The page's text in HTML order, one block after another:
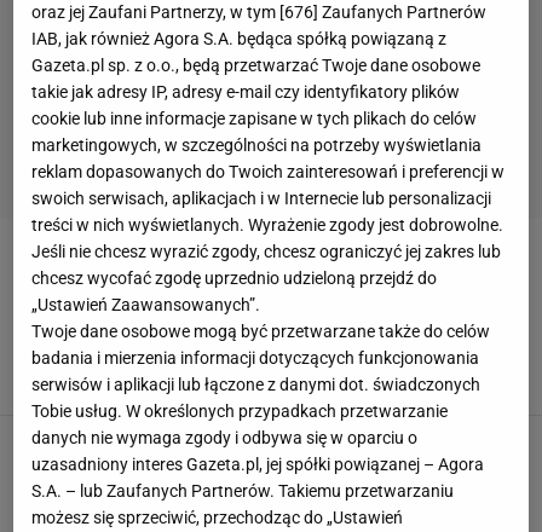
OLIMPIQUE LYON
Nagle gruchnęły wieści o transferze
Szymańskiego
Kacper Marciniak,18 PAŹDZIERNIKA 2025, 18:03
Sceny w wielkim hicie! Trzy sekundy i wszyscy
osłupieli [WIDEO]
Kacper Ciuksza,4 LUTEGO 2024, 23:11
oraz jej Zaufani Partnerzy, w tym [676] Zaufanych Partnerów
IAB, jak również Agora S.A. będąca spółką powiązaną z
Gazeta.pl sp. z o.o., będą przetwarzać Twoje dane osobowe
takie jak adresy IP, adresy e-mail czy identyfikatory plików
cookie lub inne informacje zapisane w tych plikach do celów
marketingowych, w szczególności na potrzeby wyświetlania
reklam dopasowanych do Twoich zainteresowań i preferencji w
swoich serwisach, aplikacjach i w Internecie lub personalizacji
treści w nich wyświetlanych. Wyrażenie zgody jest dobrowolne.
Jeśli nie chcesz wyrazić zgody, chcesz ograniczyć jej zakres lub
chcesz wycofać zgodę uprzednio udzieloną przejdź do
„Ustawień Zaawansowanych”.
Twoje dane osobowe mogą być przetwarzane także do celów
badania i mierzenia informacji dotyczących funkcjonowania
serwisów i aplikacji lub łączone z danymi dot. świadczonych
Tobie usług. W określonych przypadkach przetwarzanie
danych nie wymaga zgody i odbywa się w oparciu o
uzasadniony interes Gazeta.pl, jej spółki powiązanej – Agora
S.A. – lub Zaufanych Partnerów. Takiemu przetwarzaniu
możesz się sprzeciwić, przechodząc do „Ustawień